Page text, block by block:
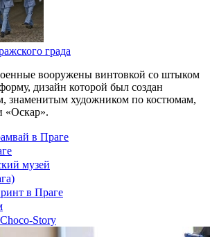
града
вооружены винтовкой со штыком
дизайн которой был создан
знаменитым художником по костюмам,
«Оскар».
в Праге
музей
в Праге
Story